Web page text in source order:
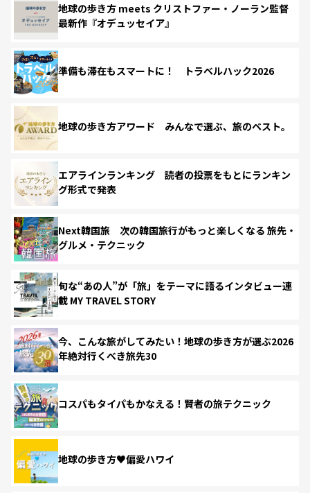
地球の歩き方 meets クリストファー・ノーラン監督
最新作『オデュッセイア』
準備も滞在もスマートに！ トラベルハック2026
地球の歩き方アワード みんなで選ぶ、旅のベスト。
エアラインランキング 読者の投票をもとにランキン
グ形式で発表
Next韓国旅 次の韓国旅行がもっと楽しくなる 旅先・
グルメ・テクニック
旬な“あの人”が「旅」をテーマに語るインタビュー連
載 MY TRAVEL STORY
今、こんな旅がしてみたい！地球の歩き方が選ぶ2026
年絶対行くべき旅先30
コスパもタイパもかなえる！賢者の旅テクニック
地球の歩き方♥偏愛ハワイ